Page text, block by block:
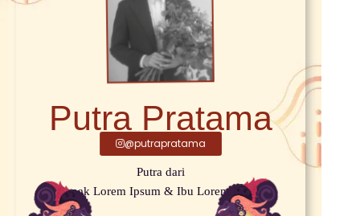
Putra Pratama
@putrapratama
Putra dari
Bapak Lorem Ipsum & Ibu Lorem Ipsum